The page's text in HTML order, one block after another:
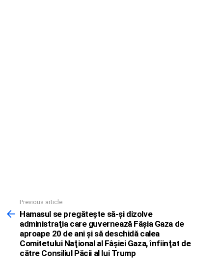
more
Previous article
Hamasul se pregăteşte să-şi dizolve
administraţia care guvernează Fâşia Gaza de
aproape 20 de ani şi să deschidă calea
Comitetului Naţional al Fâşiei Gaza, înfiinţat de
către Consiliul Păcii al lui Trump